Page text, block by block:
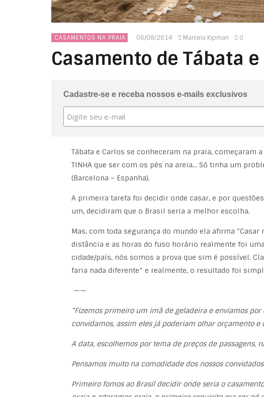
CASAMENTOS NA PRAIA 06/08/2014 Marcela Kipman 0
Casamento de Tábata e
Cadastre-se e receba nossos e-mails exclusivos
Tábata e Carlos se conheceram na praia, começaram
TINHA que ser com os pés na areia… Só tinha um
(Barcelona – Espanha).
A primeira tarefa foi decidir onde casar, e por
um, decidiram que o Brasil seria a melhor escolha.
Mas, com toda segurança do mundo ela afirma
distância e as horas do fuso horário realmente foi
cidade/país, nós somos a prova que sim é possível.
faria nada diferente” e realmente, o resultado foi
——
“Fizemos primeiro um imã de geladeira e enviamos
convidamos, assim eles já poderiam olhar orçamento e
A data, escolhemos por tema de preços de passagens,
Pensamos muito na comodidade dos nossos
Primeiro fomos ao Brasil decidir onde seria o